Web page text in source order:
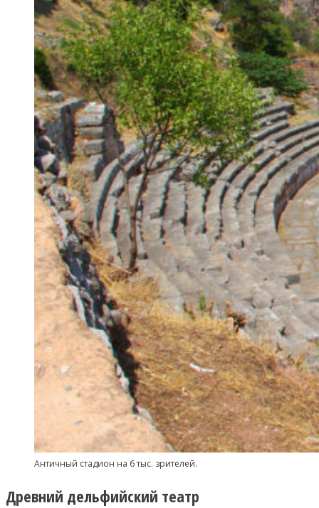
Античный стадион на 6 тыс. зрителей.
Древний дельфийский театр